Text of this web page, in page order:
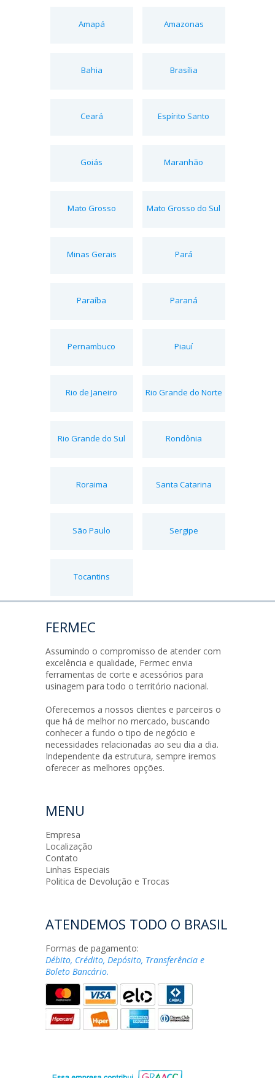
Amapá Amazonas
Bahia Brasília
Ceará Espírito Santo
Goiás Maranhão
Mato Grosso Mato Grosso do Sul
Minas Gerais Pará
Paraíba Paraná
Pernambuco Piauí
Rio de Janeiro Rio Grande do Norte
Rio Grande do Sul Rondônia
Roraima Santa Catarina
São Paulo Sergipe
Tocantins
FERMEC
Assumindo o compromisso de atender com
excelência e qualidade, Fermec envia
ferramentas de corte e acessórios para
usinagem para todo o território nacional.
Oferecemos a nossos clientes e parceiros o
que há de melhor no mercado, buscando
conhecer a fundo o tipo de negócio e
necessidades relacionadas ao seu dia a dia.
Independente da estrutura, sempre iremos
oferecer as melhores opções.
MENU
Empresa
Localização
Contato
Linhas Especiais
Politica de Devolução e Trocas
ATENDEMOS TODO O BRASIL
Formas de pagamento:
Débito, Crédito, Depósito, Transferência e
Boleto Bancário.